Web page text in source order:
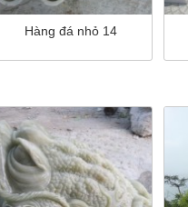
Hàng đá nhỏ 14